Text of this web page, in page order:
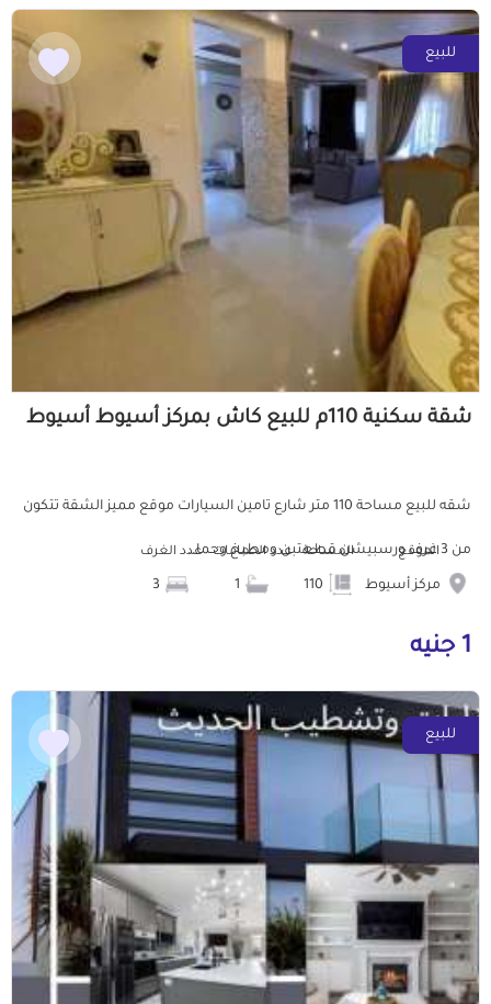
للبيع
شقة سكنية 110م للبيع كاش بمركز أسيوط أسيوط
شقه للبيع مساحة 110 متر شارع تامين السيارات موقع مميز الشقة تتكون
من 3 غرف ورسبيشن قطعتبن ومطبخ وحما... الموقع
مركز أسيوط
المساحة عدد الحمامات عدد الغرف
1 جنيه
للبيع